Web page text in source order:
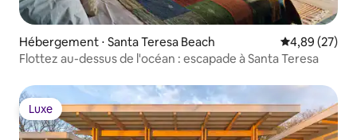
Hébergement ⋅ Santa Teresa Beach Évaluation
4,89 (27)
Flottez au-dessus de l'océan : escapade à Santa Teresa
Luxe
Luxe